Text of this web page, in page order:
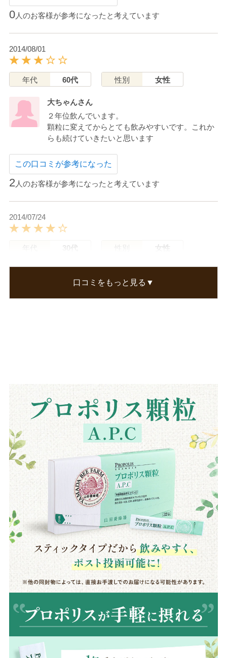
0人のお客様が参考になったと考えています
2014/08/01
年代 60代 性別 女性
大ちゃんさん
２年位飲んでいます。
顆粒に変えてからとても飲みやすいです。これか
らも続けていきたいと思います
この口コミが参考になった
2 人のお客様が参考になったと考えています
2014/07/24
年代 30代 性別 女性
顆粒なのですごく飲みやすいです。飲みはじめて
口コミをもっと見る▼